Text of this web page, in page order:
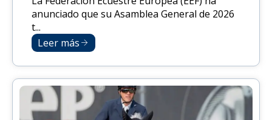
anunciado que su Asamblea General de 2026
t...
Leer más